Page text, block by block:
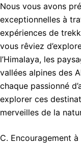
Nous vous avons
exceptionnelles à
expériences de
vous rêviez
l’Himalaya, les
vallées alpines des
chaque passionné
explorer ces
merveilles de la
C. Encouragement